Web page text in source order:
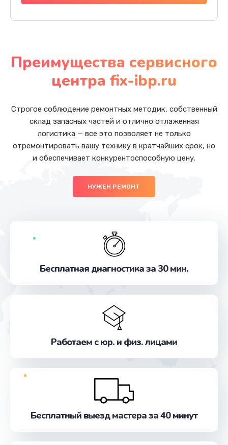
Преимущества сервисного
центра fix-ibp.ru
Строгое соблюдение ремонтных методик, собственный
склад запасных частей и отлично отлаженная
логистика — все это позволяет не только
отремонтировать вашу технику в кратчайших срок, но
и обеспечивает конкурентоспособную цену.
НУЖЕН РЕМОНТ
Бесплатная диагностика за 30 мин.
Работаем с юр. и физ. лицами
Бесплатный выезд мастера за 40 минут